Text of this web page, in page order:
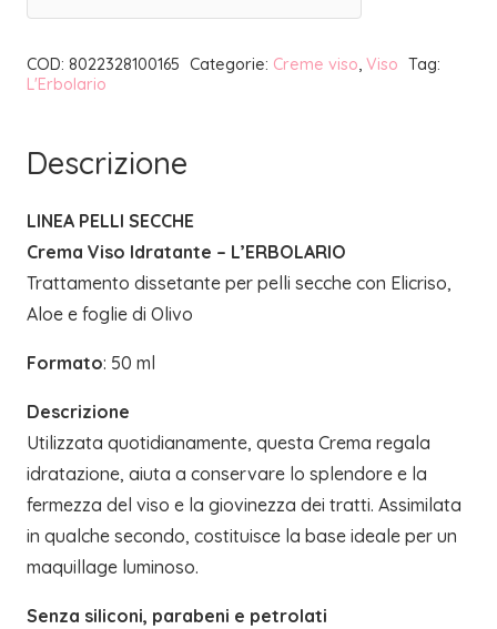
L'ERBOLARIO
COD: 8022328100165 Categorie: Creme viso, Viso Tag:
L'Erbolario
Descrizione
LINEA PELLI SECCHE
Crema Viso Idratante – L’ERBOLARIO
Trattamento dissetante per pelli secche con Elicriso,
Aloe e foglie di Olivo
Formato: 50 ml
Descrizione
Utilizzata quotidianamente, questa Crema regala
idratazione, aiuta a conservare lo splendore e la
fermezza del viso e la giovinezza dei tratti. Assimilata
in qualche secondo, costituisce la base ideale per un
maquillage luminoso.
Senza siliconi, parabeni e petrolati